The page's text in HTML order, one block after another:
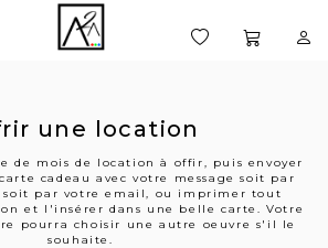
une location
de mois de location à offir, puis envoyer
cadeau avec votre message soit par
par votre email, ou imprimer tout
et l'insérer dans une belle carte. Votre
pourra choisir une autre oeuvre s'il le
souhaite.